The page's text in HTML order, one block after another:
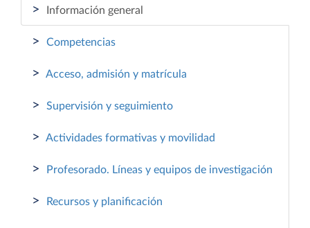
> Información general
> Competencias
> Acceso, admisión y matrícula
> Supervisión y seguimiento
> Actividades formativas y movilidad
> Profesorado. Líneas y equipos de investigación
> Recursos y planificación